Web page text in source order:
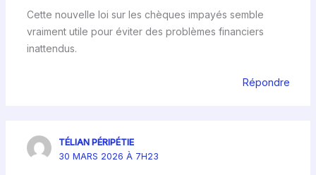
Cette nouvelle loi sur les chèques impayés semble
vraiment utile pour éviter des problèmes financiers
inattendus.
Répondre
TÉLIAN PÉRIPÉTIE
30 MARS 2026 À 7H23